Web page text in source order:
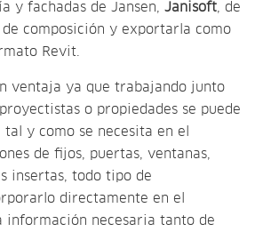
y fachadas de Jansen,Janisoft, de
composición y exportarla como
Revit.
ventaja ya que trabajando junto
o propiedades se puede
y como se necesita en el
de fijos, puertas, ventanas,
insertas, todo tipo de
directamente en el
información necesaria tanto de